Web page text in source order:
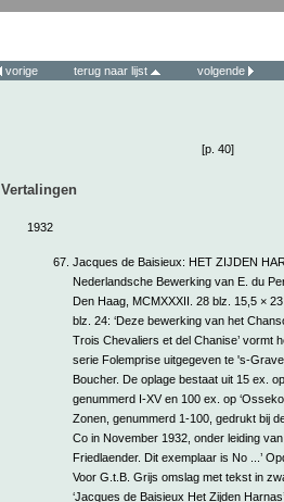
vorige terug naar lijst volgende
[p. 40]
Vertalingen
1932
67. Jacques de Baisieux: HET ZIJDEN
Nederlandsche Bewerking van E. du
Den Haag, MCMXXXII. 28 blz. 15,5 ×
blz. 24: ‘Deze bewerking van het
Trois Chevaliers et del Chanise’ vormt
serie Folemprise uitgegeven te 's-
Boucher. De oplage bestaat uit 15 ex.
genummerd I-XV en 100 ex. op
Zonen, genummerd 1-100, gedrukt bij
Co in November 1932, onder leiding
Friedlaender. Dit exemplaar is No ...’
Voor G.t.B. Grijs omslag met tekst in
‘Jacques de Baisieux Het Zijden